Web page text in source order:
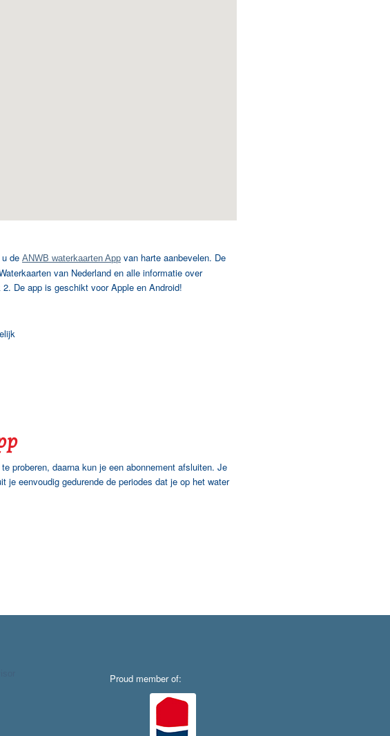
de ANWB waterkaarten App van harte aanbevelen. De
van Nederland en alle informatie over
De app is geschikt voor Apple en Android!
proberen, daarna kun je een abonnement afsluiten. Je
eenvoudig gedurende de periodes dat je op het water
Proud member of: